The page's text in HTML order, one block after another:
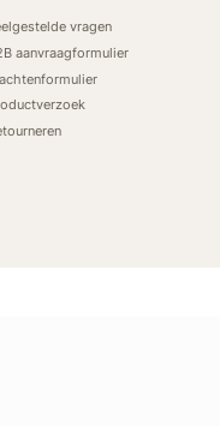
vragen
aanvraagformulier